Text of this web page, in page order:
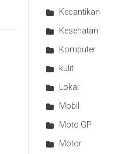
Kecantikan
Kesehatan
Komputer
kulit
Lokal
Mobil
Moto GP
Motor